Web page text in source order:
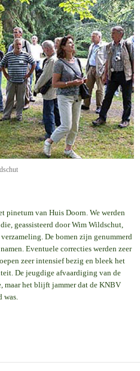
pinetum van Huis Doorn. We werden
geassisteerd door Wim Wildschut,
De bomen zijn genummerd
Eventuele correcties werden zeer
zeer intensief bezig en bleek het
De jeugdige afvaardiging van de
maar het blijft jammer dat de KNBV
was.